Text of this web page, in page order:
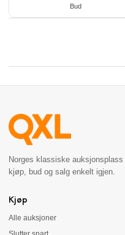
Bud
Norges klassiske
kjøp, bud og salg enkelt igjen.
Kjøp
Alle auksjoner